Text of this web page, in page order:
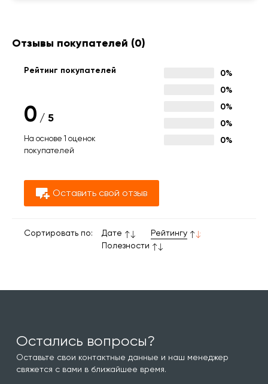
Отзывы покупателей (0)
Рейтинг покупателей
0 / 5
На основе 1 оценок
покупателей
0%
0%
0%
0%
0%
Оставить свой отзыв
Сортировать по: Дате
Рейтингу
Полезности
Остались вопросы?
Оставьте свои контактные данные и наш менеджер
свяжется с вами в ближайшее время.